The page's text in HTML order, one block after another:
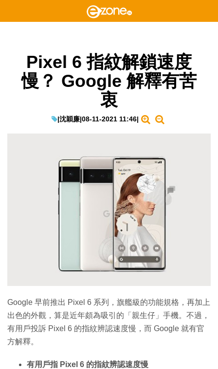
Pixel 6 指紋解鎖速度
慢？ Google 解釋有苦
衷
|沈穎廉|08-11-2021 11:46|
Google 早前推出 Pixel 6 系列，旗艦級的功能規格，再加上
出色的外觀，算是近年頗為吸引的「親生仔」手機。不過，
有用戶投訴 Pixel 6 的指紋辨認速度慢，而 Google 就有官
方解釋。
有用戶指 Pixel 6 的指紋辨認速度慢